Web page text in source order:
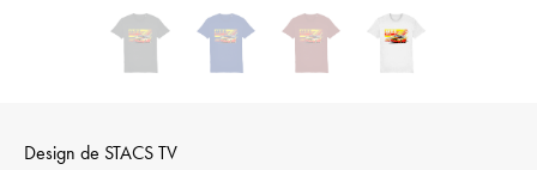
Design de STACS TV